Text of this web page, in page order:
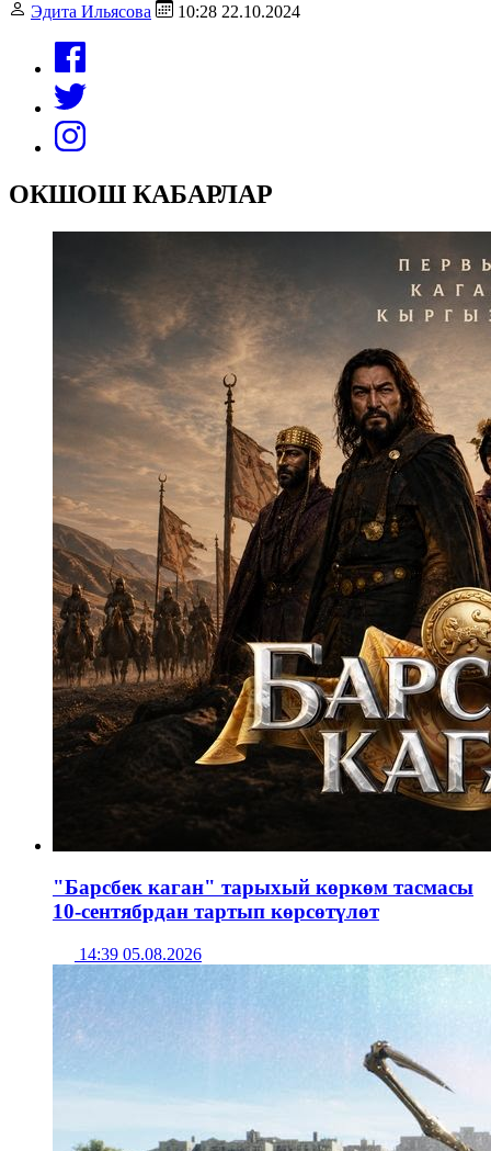
Эдита Ильясова 10:28 22.10.2024
ОКШОШ КАБАРЛАР
"Барсбек каган" тарыхый көркөм тасмасы
10-сентябрдан тартып көрсөтүлөт
14:39 05.08.2026